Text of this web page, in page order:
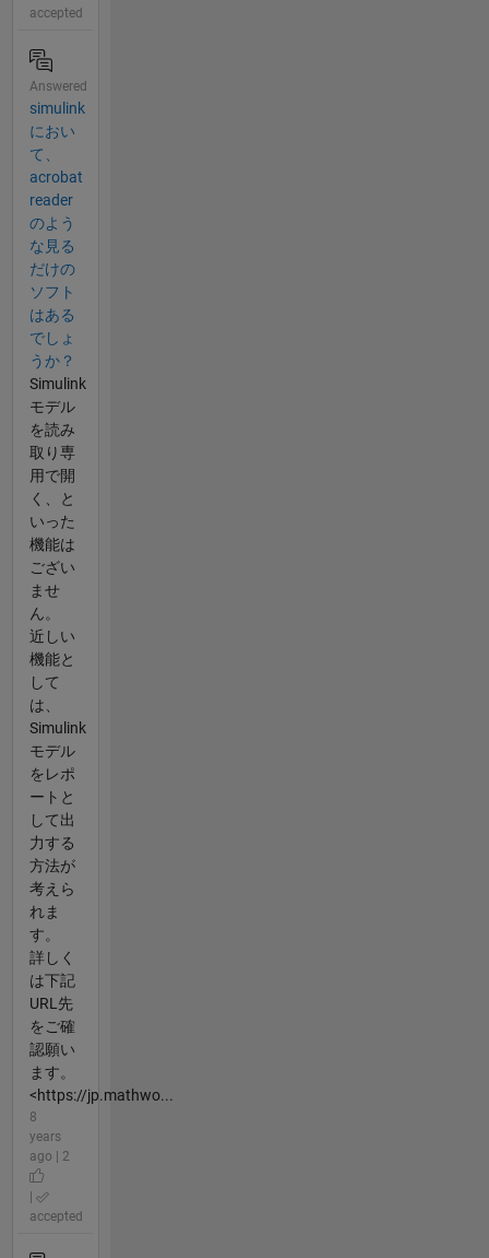
accepted
Answered
simulink
におい
て、
acrobat
reader
のよう
な見る
だけの
ソフト
はある
でしょ
うか？
Simulink
モデル
を読み
取り専
用で開
く、と
いった
機能は
ござい
ませ
ん。
近しい
機能と
して
は、
Simulink
モデル
をレポ
ートと
して出
力する
方法が
考えら
れま
す。
詳しく
は下記
URL先
をご確
認願い
ます。
<https://jp.mathwo...
8
years
ago | 2
accepted